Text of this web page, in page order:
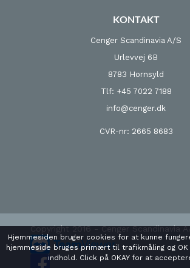
KONTAKT
Cenger Scandinavia A/S
Urlevvej 6B
8783 Hornsyld
Tlf: +45 7022 7188
info@cenger.dk
CVR-nr: 2665 8683
Copyright 2016 - Cenger Scandinavia
Hjemmesiden bruger cookies for at kunne
hjemmeside bruges primært til trafikmåling og
indhold. Click på OKAY for at